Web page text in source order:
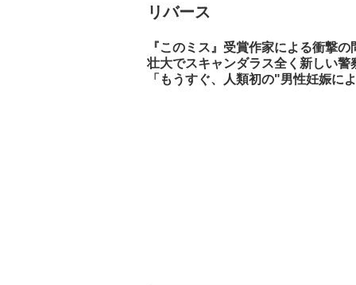
リバース
『このミス』受賞作家による衝撃
壮大でスキャンダラス全く新しい警
「もうすぐ、人類初の"男性妊娠に